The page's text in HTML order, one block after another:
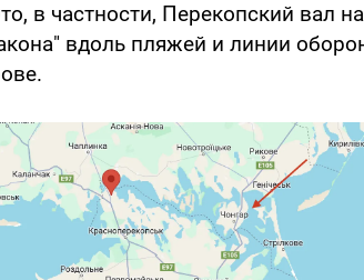
в частности, Перекопский вал
вдоль пляжей и линии